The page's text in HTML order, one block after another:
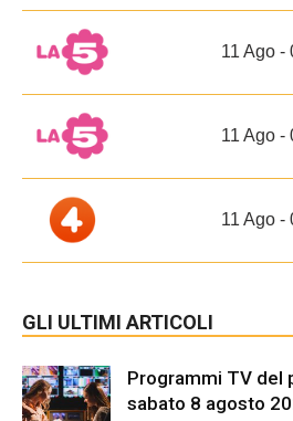
11 Ago -
11 Ago -
11 Ago -
GLI ULTIMI ARTICOLI
Programmi TV del
sabato 8 agosto